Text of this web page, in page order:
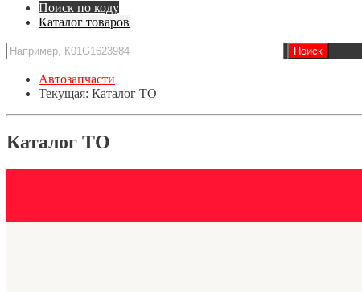
Поиск по коду
Каталог товаров
Автозапчасти
Текущая: Каталог ТО
Каталог ТО